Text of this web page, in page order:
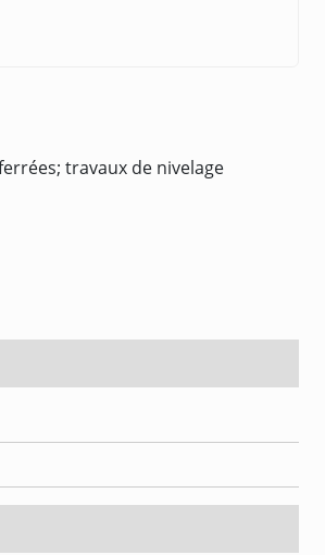
travaux de nivelage